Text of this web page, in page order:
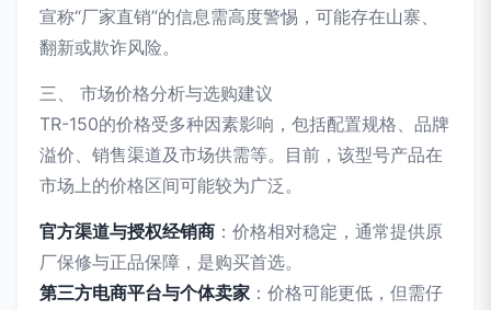
宣称“厂家直销”的信息需高度警惕，可能存在山寨、
翻新或欺诈风险。
三、 市场价格分析与选购建议
TR-150的价格受多种因素影响，包括配置规格、品牌
溢价、销售渠道及市场供需等。目前，该型号产品在
市场上的价格区间可能较为广泛。
官方渠道与授权经销商 ：价格相对稳定，通常提供原
厂保修与正品保障，是购买首选。
第三方电商平台与个体卖家 ：价格可能更低，但需仔